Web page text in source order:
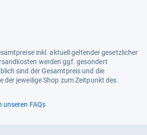
inkl. aktuell geltender gesetzlicher
werden ggf. gesondert
sind der Gesamtpreis und die
der jeweilige Shop zum Zeitpunkt des
unseren FAQs